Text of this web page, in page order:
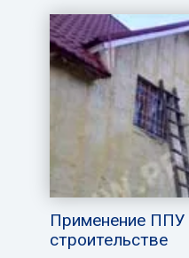
Применение ППУ
строительстве